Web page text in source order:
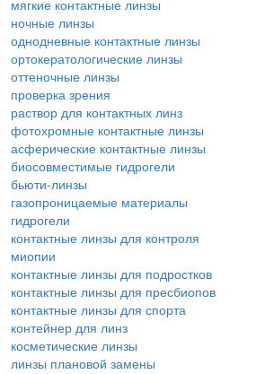
мягкие контактные линзы
ночные линзы
однодневные контактные линзы
ортокератологические линзы
оттеночные линзы
проверка зрения
раствор для контактных линз
фотохромные контактные линзы
асферические контактные линзы
биосовместимые гидрогели
бьюти-линзы
газопроницаемые материалы
гидрогели
контактные линзы для контроля
миопии
контактные линзы для подростков
контактные линзы для пресбиопов
контактные линзы для спорта
контейнер для линз
косметические линзы
линзы плановой замены